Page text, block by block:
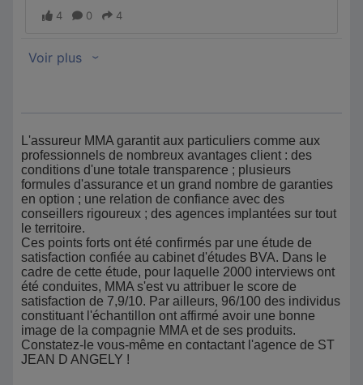
L'assureur MMA garantit aux particuliers comme aux
professionnels de nombreux avantages client : des
conditions d'une totale transparence ; plusieurs
formules d'assurance et un grand nombre de garanties
en option ; une relation de confiance avec des
conseillers rigoureux ; des agences implantées sur tout
le territoire.
Ces points forts ont été confirmés par une étude de
satisfaction confiée au cabinet d'études BVA. Dans le
cadre de cette étude, pour laquelle 2000 interviews ont
été conduites, MMA s'est vu attribuer le score de
satisfaction de 7,9/10. Par ailleurs, 96/100 des individus
constituant l'échantillon ont affirmé avoir une bonne
image de la compagnie MMA et de ses produits.
Constatez-le vous-même en contactant l'agence de ST
JEAN D ANGELY !